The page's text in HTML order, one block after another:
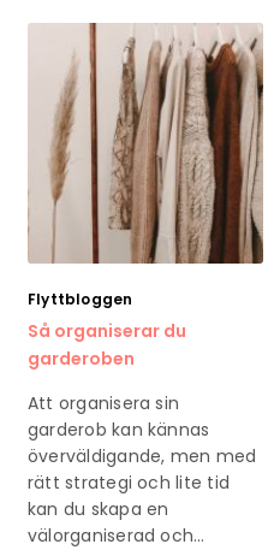
Flyttbloggen
Så organiserar du
garderoben
Att organisera sin
garderob kan kännas
överväldigande, men med
rätt strategi och lite tid
kan du skapa en
välorganiserad och…